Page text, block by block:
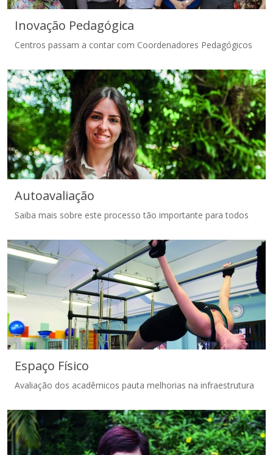
Inovação Pedagógica
Inovação Pedagógica
Centros passam a contar com Coordenadores Pedagógicos
Autoavaliação
Autoavaliação
Saiba mais sobre este processo tão importante para todos
Espaço Físico
Espaço Físico
Avaliação dos acadêmicos pauta melhorias na infraestrutura